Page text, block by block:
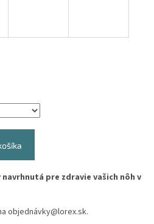
navrhnutá pre zdravie vašich nôh v
objednávky@lorex.sk.